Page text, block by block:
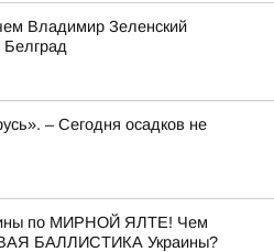
Владимир Зеленский
Белград
– Сегодня осадков не
по МИРНОЙ ЯЛТЕ! Чем
БАЛЛИСТИКА Украины?